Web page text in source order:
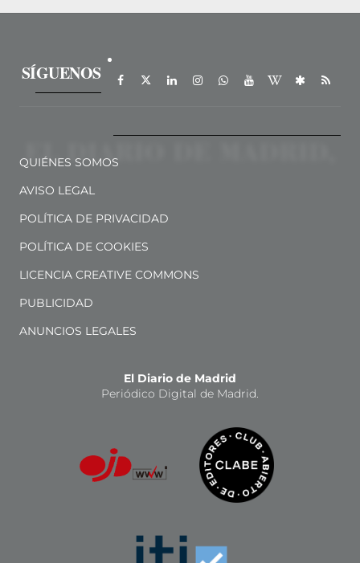
SÍGUENOS
QUIÉNES SOMOS
AVISO LEGAL
POLÍTICA DE PRIVACIDAD
POLÍTICA DE COOKIES
LICENCIA CREATIVE COMMONS
PUBLICIDAD
ANUNCIOS LEGALES
El Diario de Madrid
Periódico Digital de Madrid.